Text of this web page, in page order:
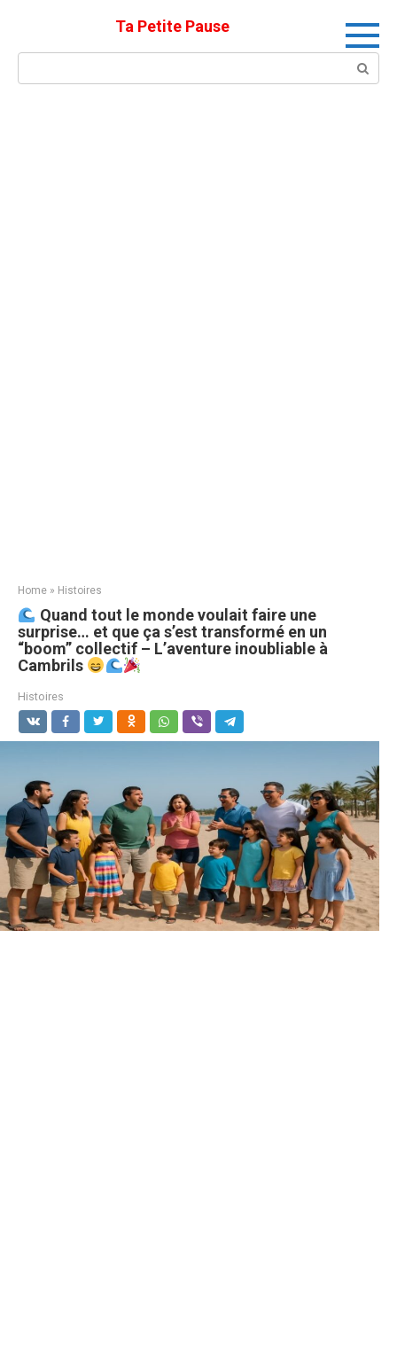
Ta Petite Pause
Search:
Home » Histoires
Quand tout le monde voulait faire une
surprise… et que ça s’est transformé en un
“boom” collectif – L’aventure inoubliable à
Cambrils
Histoires